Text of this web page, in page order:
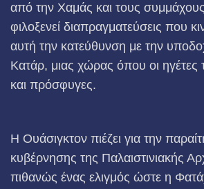
από την Χαμάς και τους
φιλοξενεί διαπραγματεύσεις που
αυτή την κατεύθυνση με την
Κατάρ, μιας χώρας όπου οι ηγέτες
και πρόσφυγες.
Η Ουάσιγκτον πιέζει για την
κυβέρνησης της Παλαιστινιακής
πιθανώς ένας ελιγμός ώστε η